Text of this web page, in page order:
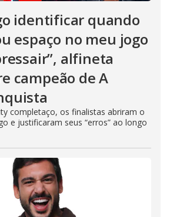
identificar quando
espaço no meu jogo
alfineta
campeão de A
completaço, os finalistas abriram o
e justificaram seus “erros” ao longo